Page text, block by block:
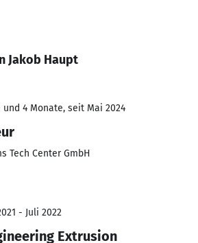
Jakob Haupt
und 4 Monate, seit Mai 2024
Tech Center GmbH
- Juli 2022
Extrusion